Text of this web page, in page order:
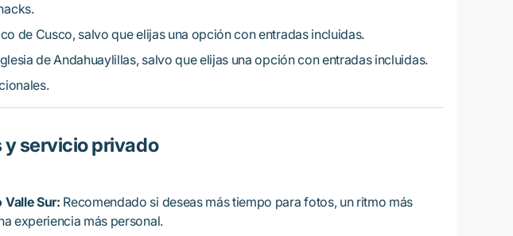
de Cusco, salvo que elijas una opción con entradas incluidas.
de Andahuaylillas, salvo que elijas una opción con entradas incluidas.
y servicio privado
Sur: Recomendado si deseas más tiempo para fotos, un ritmo más
experiencia más personal.